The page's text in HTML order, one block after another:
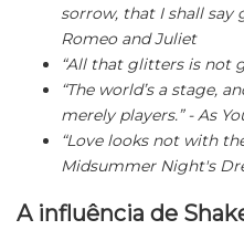
sorrow, that I shall say
Romeo and Juliet
“All that glitters is not
“The world’s a stage,
merely players.” - As
“Love looks not with
Midsummer Night's
A influência de